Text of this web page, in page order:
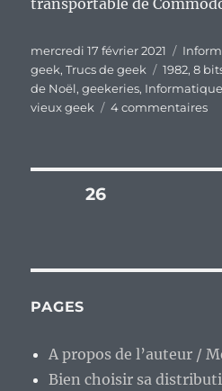
transportable de
Publié
le
mercredi 17 février 2021
geek,Trucs de geek 1982,8
de Noël,geekeries,
vieux geek
4 commentairessur
Pagination
publications
PAGE26
PAGES
A propos de l’auteur /
Bien choisir sa